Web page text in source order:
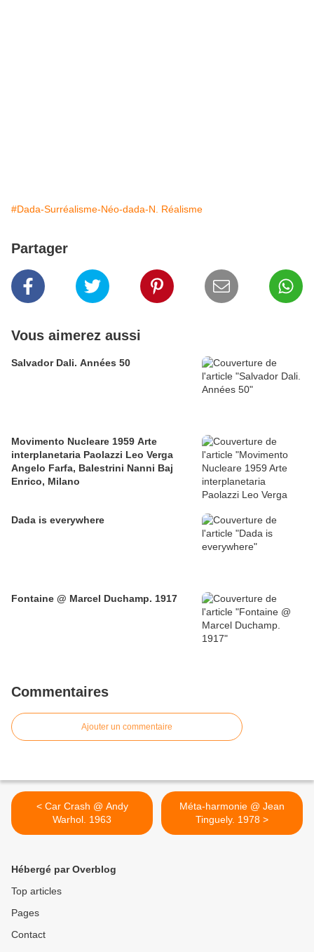
#Dada-Surréalisme-Néo-dada-N. Réalisme
Partager
Vous aimerez aussi
Salvador Dali. Années 50
Movimento Nucleare 1959 Arte
interplanetaria Paolazzi Leo Verga
Angelo Farfa, Balestrini Nanni Baj
Enrico, Milano
Dada is everywhere
Fontaine @ Marcel Duchamp. 1917
Commentaires
Ajouter un commentaire
< Car Crash @ Andy
Warhol. 1963
Méta-harmonie @ Jean
Tinguely. 1978 >
Hébergé par Overblog
Top articles
Pages
Contact